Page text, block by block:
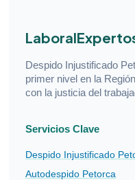
Despido Injustificado
primer nivel en la
con la justicia del
Servicios Clave
Despido Injustificado
Autodespido Petorca